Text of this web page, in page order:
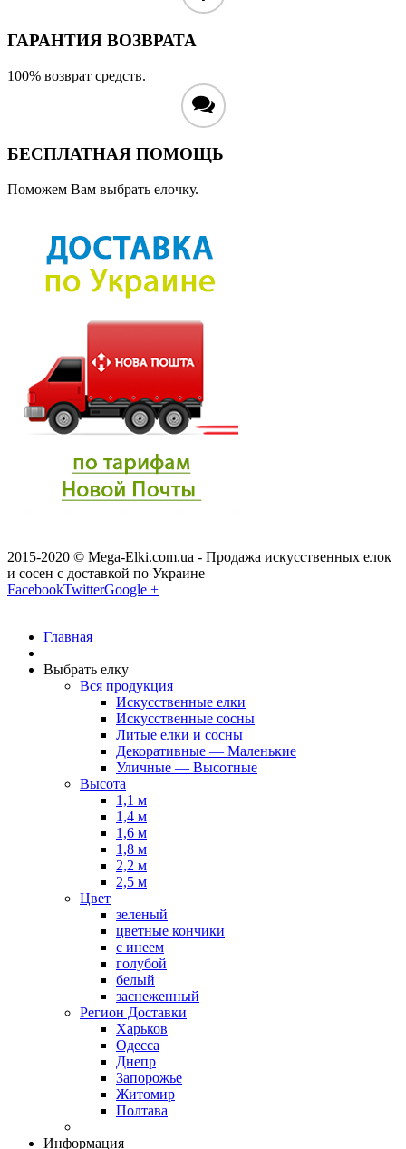
ГАРАНТИЯ ВОЗВРАТА
100% возврат средств.
БЕСПЛАТНАЯ ПОМОЩЬ
Поможем Вам выбрать елочку.
2015-2020 © Mega-Elki.com.ua - Продажа искусственных елок
и сосен с доставкой по Украине
FacebookTwitterGoogle +
Главная
Выбрать елку
Вся продукция
Искусственные елки
Искусственные сосны
Литые елки и сосны
Декоративные — Маленькие
Уличные — Высотные
Высота
1,1 м
1,4 м
1,6 м
1,8 м
2,2 м
2,5 м
Цвет
зеленый
цветные кончики
с инеем
голубой
белый
заснеженный
Регион Доставки
Харьков
Одесса
Днепр
Запорожье
Житомир
Полтава
Информация